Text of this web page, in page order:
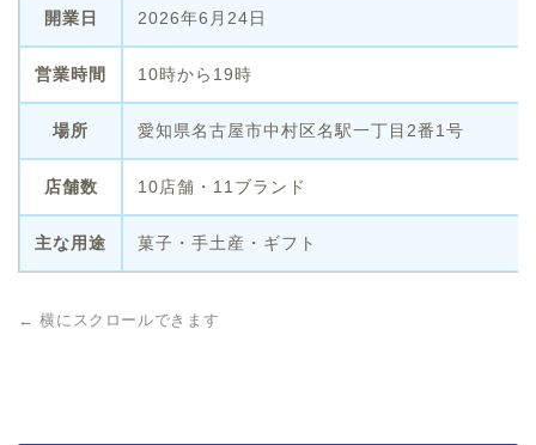
開業日 2026年6月24日
営業時間 10時から19時
場所 愛知県名古屋市中村区名駅一丁目2番1号
店舗数 10店舗・11ブランド
主な用途 菓子・手土産・ギフト
← 横にスクロールできます